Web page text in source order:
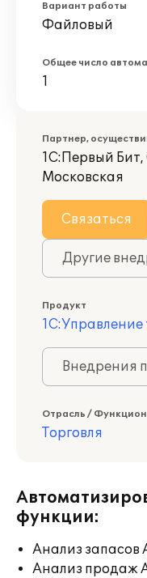
Вариант работы
Файловый
Общее число
1
Партнер,
1С:Первый Бит,
Московская
Связаться
Другие
Продукт
1С:Управление
Внедрения
Отрасль /
Торговля
функции:
Анализ запасов
Анализ продаж